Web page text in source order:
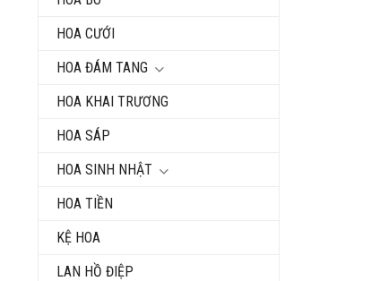
HOA CƯỚI
HOA ĐÁM TANG
HOA KHAI TRƯƠNG
HOA SÁP
HOA SINH NHẬT
HOA TIỀN
KỆ HOA
LAN HỒ ĐIỆP